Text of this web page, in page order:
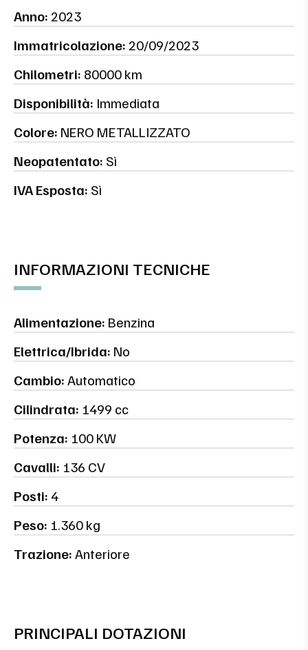
Anno: 2023
Immatricolazione: 20/09/2023
Chilometri: 80000 km
Disponibilità: Immediata
Colore: NERO METALLIZZATO
Neopatentato: Sì
IVA Esposta: Sì
INFORMAZIONI TECNICHE
Alimentazione: Benzina
Elettrica/Ibrida: No
Cambio:Automatico
Cilindrata: 1499 cc
Potenza: 100 KW
Cavalli: 136 CV
Posti: 4
Peso: 1.360 kg
Trazione:Anteriore
PRINCIPALI DOTAZIONI